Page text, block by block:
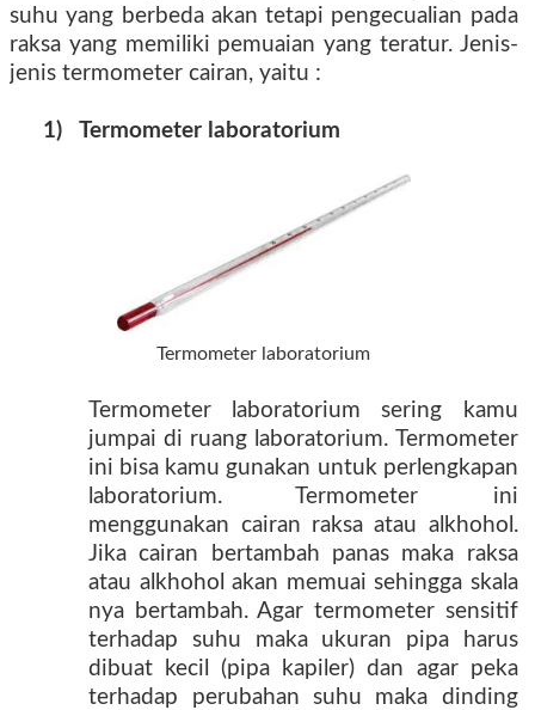
suhu yang berbeda akan tetapi pengecualian pada
raksa yang memiliki pemuaian yang teratur. Jenis-
jenis termometer cairan, yaitu :
1) Termometer laboratorium
Termometer laboratorium
Termometer laboratorium sering kamu
jumpai di ruang laboratorium. Termometer
ini bisa kamu gunakan untuk perlengkapan
laboratorium. Termometer ini
menggunakan cairan raksa atau alkhohol.
Jika cairan bertambah panas maka raksa
atau alkhohol akan memuai sehingga skala
nya bertambah. Agar termometer sensitif
terhadap suhu maka ukuran pipa harus
dibuat kecil (pipa kapiler) dan agar peka
terhadap perubahan suhu maka dinding